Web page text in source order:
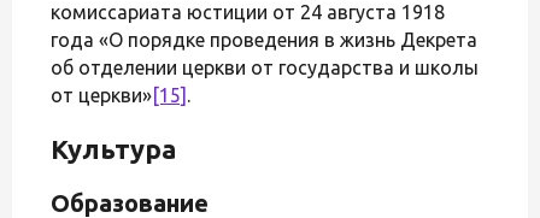
комиссариата юстиции от 24 августа 1918
года «О порядке проведения в жизнь Декрета
об отделении церкви от государства и школы
от церкви»[15] .
Культура
Образование